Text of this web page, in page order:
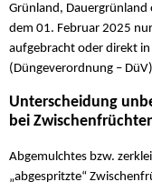
Grünland,
dem 01. Februar 2025
aufgebracht oder direkt
(Düngeverordnung –
Unterscheidung
bei
Abgemulchtes bzw.
„abgespritzte“